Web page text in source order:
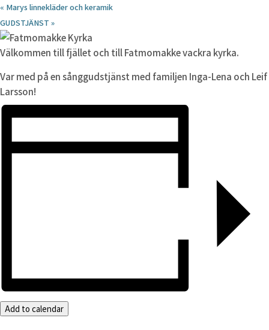
« Marys linnekläder och keramik
GUDSTJÄNST »
Välkommen till fjället och till Fatmomakke vackra kyrka.
Var med på en sånggudstjänst med familjen Inga-Lena och Leif
Larsson!
Add to calendar